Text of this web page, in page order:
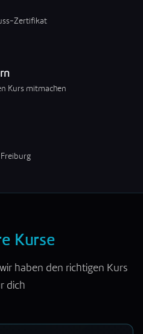
Zertifikat
Kurs mitmachen
Kurse
haben den richtigen Kurs
dich